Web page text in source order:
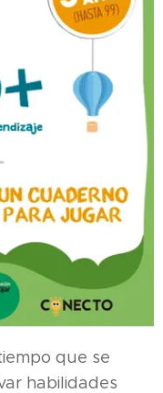
que se
habilidades